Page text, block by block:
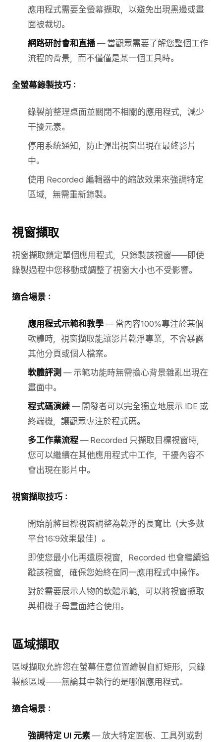
應用程式需要全螢幕擷取，以避免出現黑邊或畫
面被裁切。
網路研討會和直播 — 當觀眾需要了解您整個工作
流程的背景，而不僅僅是某一個工具時。
全螢幕錄製技巧：
錄製前整理桌面並關閉不相關的應用程式，減少
干擾元素。
停用系統通知，防止彈出視窗出現在最終影片
中。
使用 Recorded 編輯器中的縮放效果來強調特定
區域，無需重新錄製。
視窗擷取
視窗擷取鎖定單個應用程式，只錄製該視窗——即使
錄製過程中您移動或調整了視窗大小也不受影響。
適合場景：
應用程式示範和教學 — 當內容100%專注於某個
軟體時，視窗擷取能讓影片乾淨專業，不會暴露
其他分頁或個人檔案。
軟體評測 — 示範功能時無需擔心背景雜亂出現在
畫面中。
程式碼演練 — 開發者可以完全獨立地展示 IDE 或
終端機，讓觀眾專注於程式碼。
多工作業流程 — Recorded 只擷取目標視窗時，
您可以繼續在其他應用程式中工作，干擾內容不
會出現在影片中。
視窗擷取技巧：
開始前將目標視窗調整為乾淨的長寬比（大多數
平台16:9效果最佳）。
即使您最小化再還原視窗，Recorded 也會繼續追
蹤該視窗，確保您始終在同一應用程式中操作。
對於需要展示人物的軟體示範，可以將視窗擷取
與相機子母畫面結合使用。
區域擷取
區域擷取允許您在螢幕任意位置繪製自訂矩形，只錄
製該區域——無論其中執行的是哪個應用程式。
適合場景：
強調特定 UI 元素 — 放大特定面板、工具列或對